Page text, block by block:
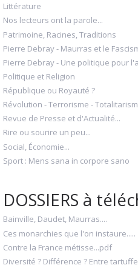
Littérature
Nos lecteurs ont la parole...
Patrimoine, Racines, Traditions
Pierre Debray - Maurras et le
Pierre Debray - Une politique pour
Politique et Religion
République ou Royauté ?
Révolution - Terrorisme -
Revue de Presse et d'Actualité...
Rire ou sourire un peu...
Social, Économie...
Sport : Mens sana in corpore sano
DOSSIERS à
Bainville, Daudet, Maurras....
Ces monarchies que l'on instaure.....
Contre la France métisse...pdf
Diversité ? Différence ? Entre